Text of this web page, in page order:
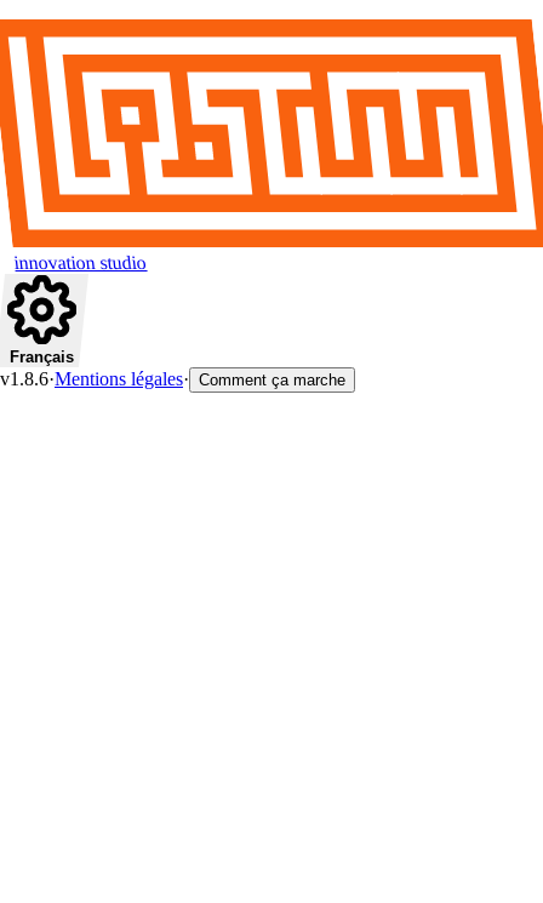
innovation studio
Français
v1.8.6·Mentions légales· Comment ça marche